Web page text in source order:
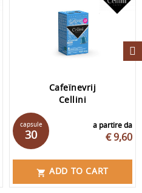
Cafeïnevrij
Cellini
a partire da
€ 9,60
capsule
30
 ADD TO CART